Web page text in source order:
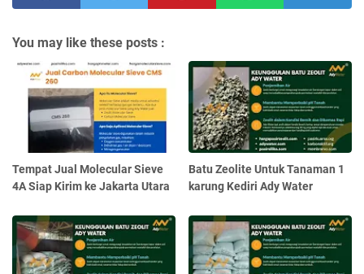
You may like these posts :
Tempat Jual Molecular Sieve
4A Siap Kirim ke Jakarta Utara
Batu Zeolite Untuk Tanaman 1
karung Kediri Ady Water